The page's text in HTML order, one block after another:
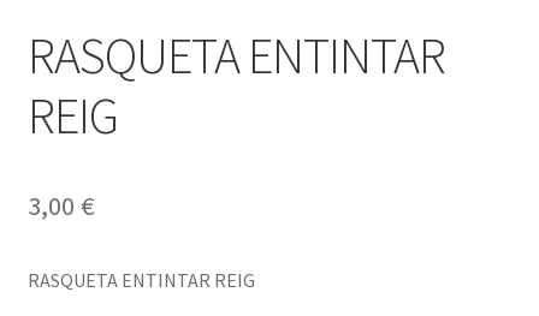
RASQUETA ENTINTAR
REIG
3,00 €
RASQUETA ENTINTAR REIG